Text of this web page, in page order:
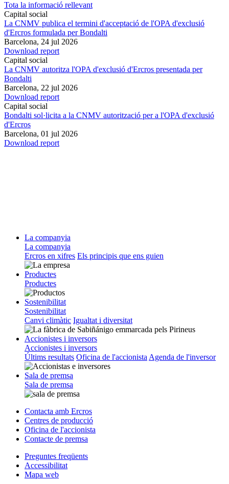
Tota la informació rellevant
Capital social
La CNMV publica el termini d'acceptació de l'OPA d'exclusió
d'Ercros formulada per Bondalti
Barcelona, 24 jul 2026
Download report
Capital social
La CNMV autoritza l'OPA d'exclusió d'Ercros presentada per
Bondalti
Barcelona, 22 jul 2026
Download report
Capital social
Bondalti sol·licita a la CNMV autorització per a l'OPA d'exclusió
d'Ercros
Barcelona, 01 jul 2026
Download report
La companyia
La companyia
Ercros en xifres Els principis que ens guien
Productes
Productes
Sostenibilitat
Sostenibilitat
Canvi climàtic Igualtat i diversitat
Accionistes i inversors
Accionistes i inversors
Últims resultats Oficina de l'accionista Agenda de l'inversor
Sala de premsa
Sala de premsa
Contacta amb Ercros
Centres de producció
Oficina de l'accionista
Contacte de premsa
Preguntes freqüents
Accessibilitat
Mapa web